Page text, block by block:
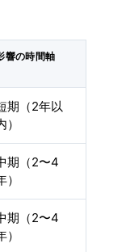
響の時間軸
期（2年以
）
期（2〜4
）
期（2〜4
）